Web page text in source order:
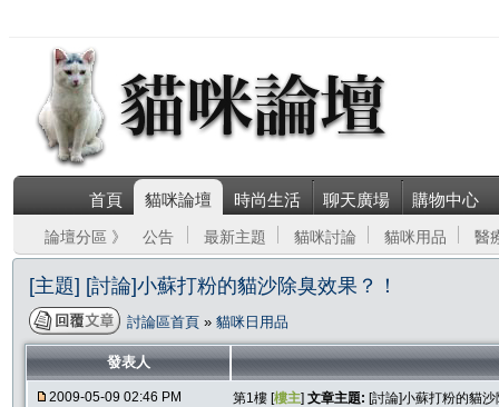
首頁 貓咪論壇 時尚生活 聊天廣場 購物中心
論壇分區 》 公告 最新主題 貓咪討論 貓咪用品 醫
[主題] [討論]小蘇打粉的貓沙除臭效果？！
討論區首頁 » 貓咪日用品
發表人
2009-05-09 02:46 PM 第1樓 [樓主] 文章主題: [討論]小蘇打粉的貓